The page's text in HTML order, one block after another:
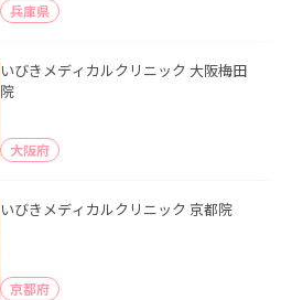
兵庫県
いびきメディカルクリニック 大阪梅田
院
大阪府
いびきメディカルクリニック 京都院
京都府